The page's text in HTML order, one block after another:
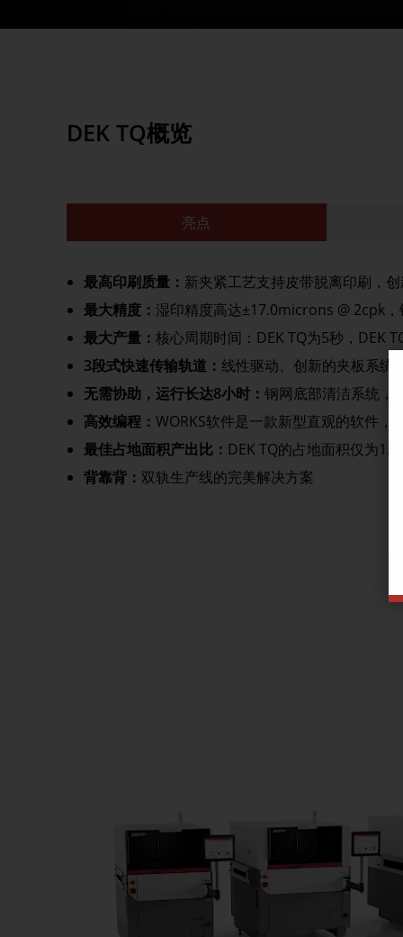
DEK TQ概览
亮点
最高印刷质量： 新夹紧工艺支持皮带脱离印刷，
最大精度： 湿印精度高达±17.0microns @ 2cpk
最大产量： 核心周期时间：DEK TQ为5秒，DEK
3段式快速传输轨道： 线性驱动、创新的夹板系统
无需协助，运行长达8小时： 钢网底部清洁系统，
高效编程： WORKS软件是一款新型直观的软件，
最佳占地面积产出比： DEK TQ的占地面积仅为
背靠背： 双轨生产线的完美解决方案